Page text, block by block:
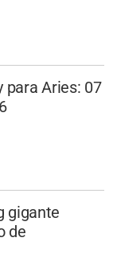
para Aries: 07
gigante
de